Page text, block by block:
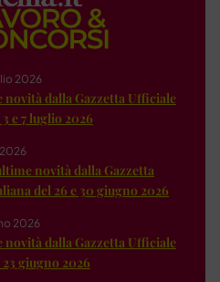
2026
dalla Gazzetta Ufficiale
e 7 luglio 2026
novità dalla Gazzetta
del 26 e 30 giugno 2026
2026
dalla Gazzetta Ufficiale
giugno 2026